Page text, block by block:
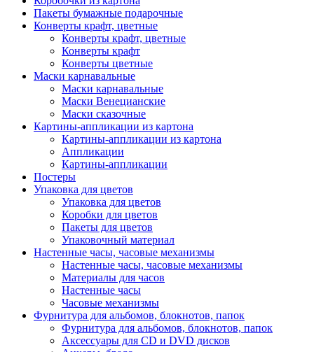
Пакеты бумажные подарочные
Конверты крафт, цветные
Конверты крафт, цветные
Конверты крафт
Конверты цветные
Маски карнавальные
Маски карнавальные
Маски Венецианские
Маски сказочные
Картины-аппликации из картона
Картины-аппликации из картона
Аппликации
Картины-аппликации
Постеры
Упаковка для цветов
Упаковка для цветов
Коробки для цветов
Пакеты для цветов
Упаковочный материал
Настенные часы, часовые механизмы
Настенные часы, часовые механизмы
Материалы для часов
Настенные часы
Часовые механизмы
Фурнитура для альбомов, блокнотов, папок
Фурнитура для альбомов, блокнотов, папок
Аксессуары для CD и DVD дисков